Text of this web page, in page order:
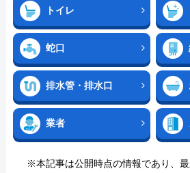
トイレ
蛇口
排水管・排水口
業者
※本記事は公開時点の情報であり、